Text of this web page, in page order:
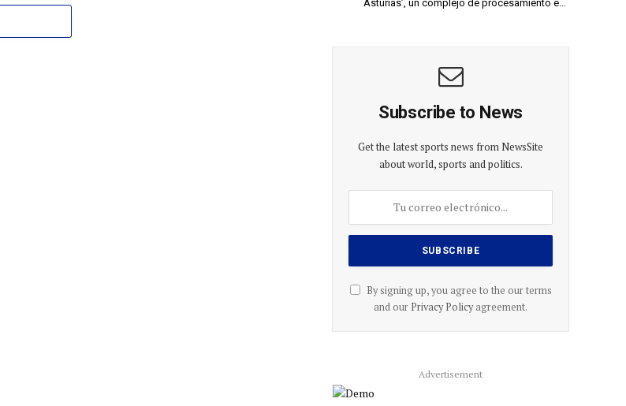
Asturias’, un complejo de procesamiento e…
Subscribe to News
Get the latest sports news from NewsSite
about world, sports and politics.
By signing up, you agree to the our terms
and our Privacy Policyagreement.
Advertisement